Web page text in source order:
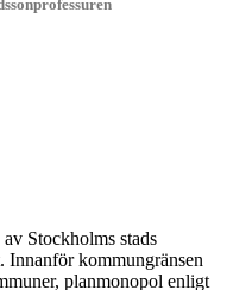
Stockholms stads
Innanför kommungränsen
planmonopol enligt